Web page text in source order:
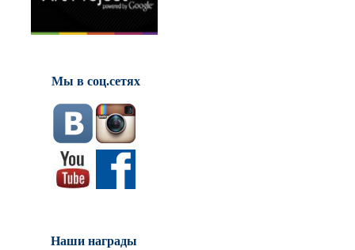
Мы в соц.сетях
Наши награды